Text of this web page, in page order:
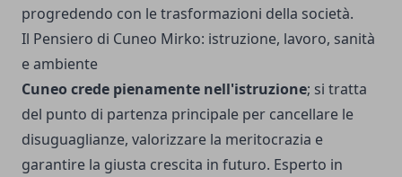
progredendo con le trasformazioni della società.
Il Pensiero di Cuneo Mirko: istruzione, lavoro, sanità
e ambiente
Cuneo crede pienamente nell'istruzione; si tratta
del punto di partenza principale per cancellare le
disuguaglianze, valorizzare la meritocrazia e
garantire la giusta crescita in futuro. Esperto in